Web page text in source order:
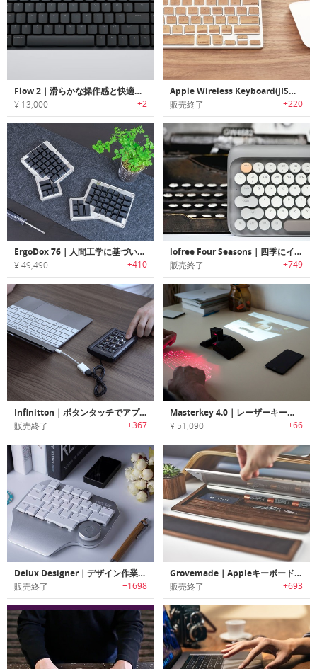
Flow 2｜滑らかな操作感と快適な打鍵感を両立！タッチバー搭載キーボード
¥ 13,000 +2
Apple Wireless Keyboard(JIS配列)日本語キーボードのキーに貼れるリアルウッド キースキン
販売終了 +220
ErgoDox 76｜人間工学に基づいたメカニカルキーボード製作DIYキット「エルゴドックス76」
¥ 49,490 +410
lofree Four Seasons｜四季にインスパイアされたカラフルメカニカルキーボード「ロフリーフォーシーズンズ」
販売終了 +749
Infinitton｜ボタンタッチでアプリ起動やコマンドを実行可能なスマートタッチスクリーンキーボード「インフィニトン」
販売終了 +367
Masterkey 4.0｜レーザーキーボード・プロジェクター機能搭載のポケットサイズPC「マスターキー4.0」
¥ 51,090 +66
Delux Designer｜デザイン作業に特化したマルチ機能ダイヤル搭載キーボード「デラックスデザイナー」
販売終了 +1698
Grovemade｜Appleキーボード専用木製トレイ
販売終了 +693